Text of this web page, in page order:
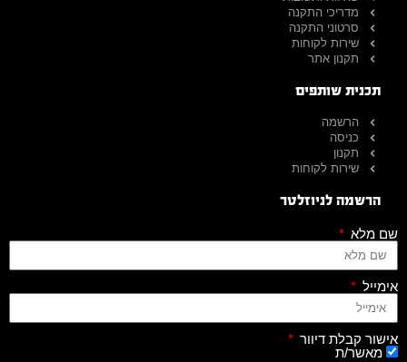
מדריכי התקנה
סרטוני התקנה
שירות לקוחות
תקנון אתר
תכנית שותפים
הרשמה
כניסה
תקנון
שירות לקוחות
הרשמה לניוזלטר
שם מלא
אימייל
אישור קבלת דיוור
מאשר/ת